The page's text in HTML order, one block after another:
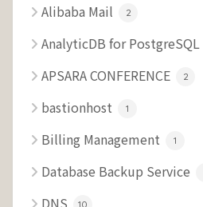
Alibaba Mail 2
AnalyticDB for PostgreSQL
APSARA CONFERENCE 2
bastionhost 1
Billing Management 1
Database Backup Service
DNS 10